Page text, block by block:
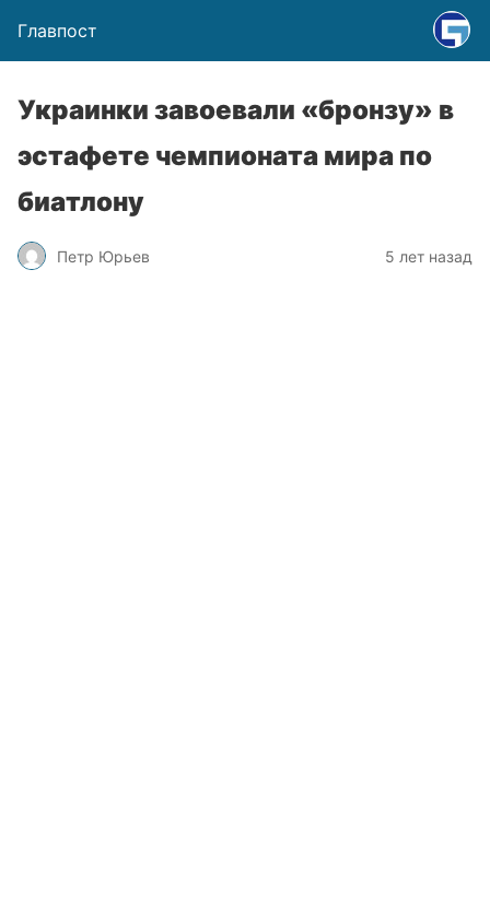
Главпост
Украинки завоевали «бронзу» в
эстафете чемпионата мира по
биатлону
Петр Юрьев 5 лет назад